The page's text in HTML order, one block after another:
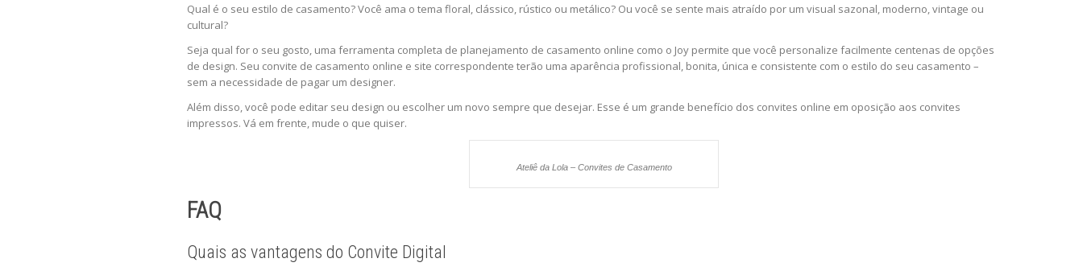
Qual é o seu estilo de casamento? Você ama o tema floral, clássico, rústico ou metálico? Ou você se sente mais atraído por um visual sazonal, moderno, vintage ou
cultural?
Seja qual for o seu gosto, uma ferramenta completa de planejamento de casamento online como o Joy permite que você personalize facilmente centenas de opções
de design. Seu convite de casamento online e site correspondente terão uma aparência profissional, bonita, única e consistente com o estilo do seu casamento –
sem a necessidade de pagar um designer.
Além disso, você pode editar seu design ou escolher um novo sempre que desejar. Esse é um grande benefício dos convites online em oposição aos convites
impressos. Vá em frente, mude o que quiser.
Ateliê da Lola – Convites de Casamento
FAQ
Quais as vantagens do Convite Digital